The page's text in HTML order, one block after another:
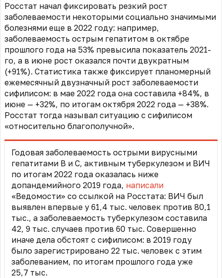
Росстат начал фиксировать резкий рост
заболеваемости некоторыми социально значимыми
болезнями еще в 2022 году: например,
заболеваемость острым гепатитом в октябре
прошлого года на 53% превысила показатель 2021-
го, а в июне рост оказался почти двукратным
(+91%). Статистика также фиксирует планомерный
ежемесячный двузначный рост заболеваемости
сифилисом: в мае 2022 года она составила +84%, в
июне — +32%, по итогам октября 2022 года — +38%.
Росстат тогда называл ситуацию с сифилисом
«относительно благополучной».
Годовая заболеваемость острыми вирусными
гепатитами B и C, активным туберкулезом и ВИЧ
по итогам 2022 года оказалась ниже
допандемийного 2019 года, написали
«Ведомости» со ссылкой на Росстата: ВИЧ был
выявлен впервые у 61,4 тыс. человек против 80,1
тыс., а заболеваемость туберкулезом составила
42, 9 тыс. случаев против 60 тыс. Совершенно
иначе дела обстоят с сифилисом: в 2019 году
было зарегистрировано 22 тыс. человек с этим
заболеванием, по итогам прошлого года уже
25,7 тыс.